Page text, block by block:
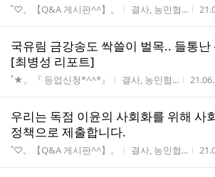
게시판명
˚♡。【Q&A 게시판^^】。 작성자
결사, 농민협... 작
국유림 금강송도 싹쓸이 벌목.. 들통
[최병성 리포트]
게시판명
˚★。『 등업신청*^^*』 작성자
결사, 농민협... 작성
우리는 독점 이윤의 사회화를 위해 사
정책으로 제출합니다.
게시판명
˚♡。【Q&A 게시판^^】。 작성자
결사, 농민협... 작